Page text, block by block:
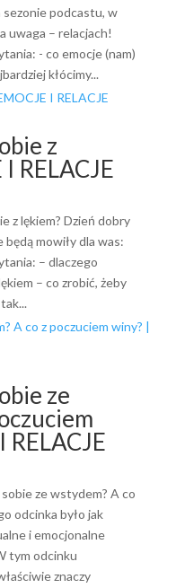
podcastu, w
uwaga – relacjach!
- co emocje (nam)
kłócimy...
z
RELACJE
z lękiem? Dzień dobry
mowiły dla was:
– dlaczego
– co zrobić, żeby
ze
RELACJE
ze wstydem? A co
odcinka było jak
i emocjonalne
tym odcinku
znaczy